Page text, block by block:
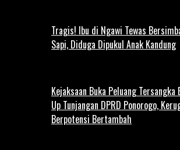
Tragis! Ibu di Ngawi Tewas
Sapi, Diduga Dipukul Anak Kandung
Kejaksaan Buka Peluang
Up Tunjangan DPRD Ponorogo,
Berpotensi Bertambah